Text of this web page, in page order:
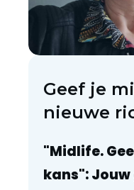
Geef je
nieuwe
"Midlife.
kans":